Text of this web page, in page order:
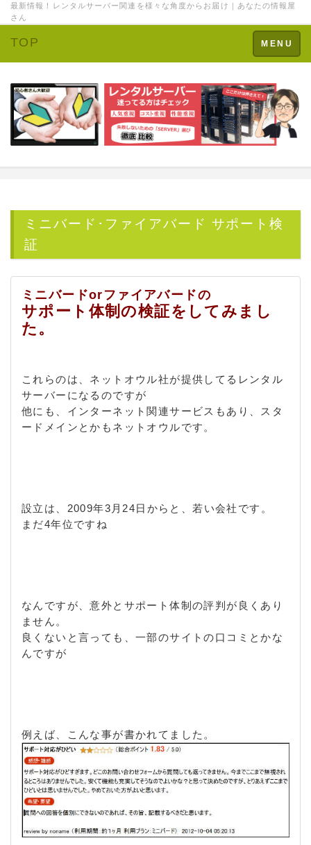
最新情報！レンタルサーバー関連を様々な角度からお届け｜あなたの情報屋
さん
Toggle
navigation
MENU
TOP
ミニバード･ファイアバード サポート検
証
ミニバードorファイアバードの
サポート体制の検証をしてみまし
た。
これらのは、ネットオウル社が提供してるレンタル
サーバーになるのですが
他にも、インターネット関連サービスもあり、スタ
ードメインとかもネットオウルです。
設立は、2009年3月24日からと、若い会社です。
まだ4年位ですね
なんですが、意外とサポート体制の評判が良くあり
ません。
良くないと言っても、一部のサイトの口コミとかな
んですが
例えば、こんな事が書かれてました。